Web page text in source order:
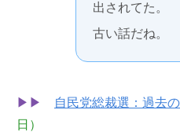
出されてた。
古い話だね。
▶︎▶︎ 自民党総裁選：過去
日）